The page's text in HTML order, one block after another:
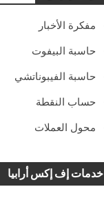
مفكرة الأخبار
حاسبة البيفوت
حاسبة الفيبوناتشي
حساب النقطة
محول العملات
خدمات إف إكس أرابيا